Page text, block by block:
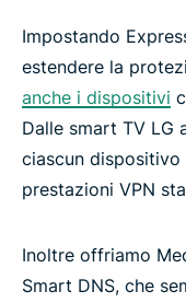
Impostando
estendere la
anche i dispositivi
Dalle smart TV LG
ciascun
prestazioni VPN
Inoltre offriamo
Smart DNS, che